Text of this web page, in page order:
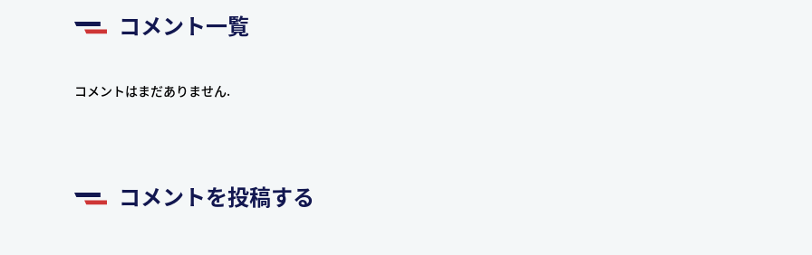
コメント一覧
コメントはまだありません.
コメントを投稿する